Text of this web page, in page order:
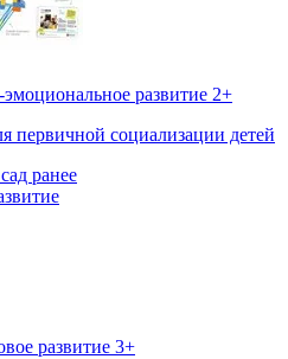
развитие 2+
первичной социализации детей
развитие 3+